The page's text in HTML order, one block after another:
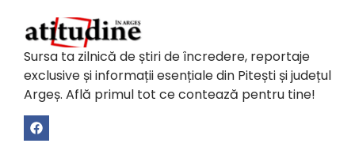
Sursa ta zilnică de știri de încredere, reportaje
exclusive și informații esențiale din Pitești și județul
Argeș. Află primul tot ce contează pentru tine!